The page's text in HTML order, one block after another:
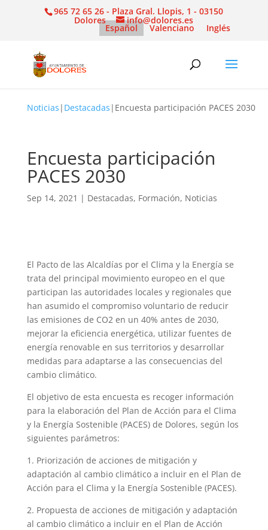
965 72 65 26 - Plaza Gral. Llopis, 1 - 03150
Dolores info@dolores.es
Español Valenciano Inglés
Noticias | Destacadas | Encuesta participación PACES 2030
Encuesta participación
PACES 2030
Sep 14, 2021 | Destacadas, Formación, Noticias
El Pacto de las Alcaldías por el Clima y la Energía se
trata del principal movimiento europeo en el que
participan las autoridades locales y regionales que
han asumido el compromiso voluntario de reducir
las emisiones de CO2 en un 40% antes de 2030,
mejorar la eficiencia energética, utilizar fuentes de
energía renovable en sus territorios y desarrollar
medidas para adaptarse a las consecuencias del
cambio climático.
El objetivo de esta encuesta es recoger información
para la elaboración del Plan de Acción para el Clima
y la Energía Sostenible (PACES) de Dolores, según los
siguientes parámetros:
1. Priorización de acciones de mitigación y
adaptación al cambio climático a incluir en el Plan de
Acción para el Clima y la Energía Sostenible (PACES).
2. Propuesta de acciones de mitigación y adaptación
al cambio climático a incluir en el Plan de Acción